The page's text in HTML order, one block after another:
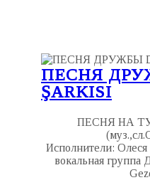
ПЕСНЯ
ŞARKISI
ПЕСНЯ НА
Исполнители:
вокальная группа